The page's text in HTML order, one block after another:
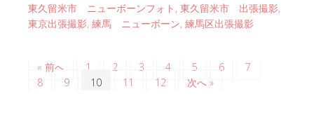
東久留米市 ニューボーンフォト , 東久留米市 出張撮影,
東京出張撮影, 練馬 ニューボーン, 練馬区出張撮影
« 前へ 1 2 3 4 5 6
7
8
9 10 11 12 次へ »